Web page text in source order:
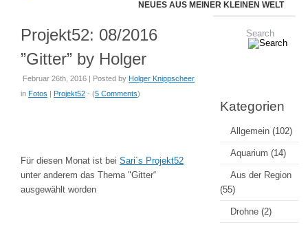
NEUES AUS MEINER KLEINEN WELT
Projekt52: 08/2016
”Gitter” by Holger
Februar 26th, 2016 | Posted by Holger Knippscheer
in Fotos | Projekt52 - (5 Comments)
Für diesen Monat ist bei Sari´s Projekt52
unter anderem das Thema "Gitter“
ausgewählt worden
Kategorien
Allgemein (102)
Aquarium (14)
Aus der Region
(55)
Drohne (2)